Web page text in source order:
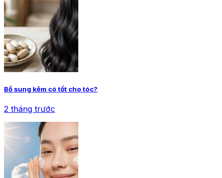
Bổ sung kẽm có tốt cho tóc?
2 tháng trước